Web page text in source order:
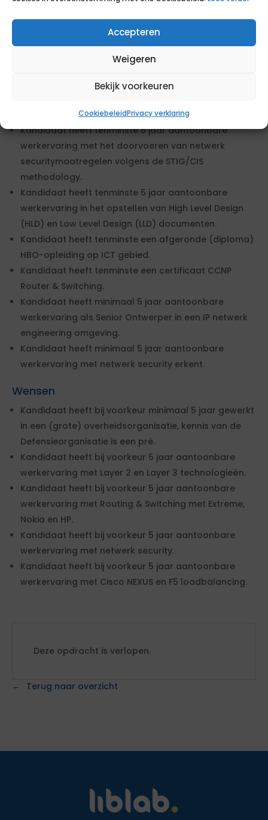
Accepteren
Weigeren
Bekijk voorkeuren
CookiebeleidPrivacy verklaring
Eisen
Kandidaat heeft tenminste 5 jaar aantoonbare
werkervaring met Conform Demensie 1 plan A
nieuwe datacenter infrastructuren.
Kandidaat heeft tenminste 5 jaar aantoonbare
werkervaring met het doorvoeren van netwerk
securitymaatregelen volgens de STIG/CIS
methodology.
Kandidaat heeft tenminste 5 jaar aantoonbare
werkervaring in het opstellen van High Level Design
(HLD) en Low Level Design (LLD) documenten.
Kandidaat heeft tenminste een afgeronde (diploma)
HBO-opleiding op ICT gebied.
Kandidaat heeft tenminste een certificaat CCNP
Router & Switching.
Kandidaat heeft minimaal 5 jaar aantoonbare
werkervaring als Senior Ontwerper in een IP netwerk
engineering omgeving.
Kandidaat heeft minimaal 5 jaar aantoonbare
werkervaring met netwerk security erkent.
Wensen
Kandidaat heeft bij voorkeur minimaal 5 jaar gewerkt
in een (grote) overheidsorganisatie, kennis van de
Defensieorganisatie is een pré.
Kandidaat heeft bij voorkeur 5 jaar aantoonbare
werkervaring met Layer 2 en Layer 3 technologieën.
Kandidaat heeft bij voorkeur 5 jaar aantoonbare
werkervaring met Routing & Switching met Extreme,
Nokia en HP.
Kandidaat heeft bij voorkeur 5 jaar aantoonbare
werkervaring met netwerk security.
Kandidaat heeft bij voorkeur 5 jaar aantoonbare
werkervaring met Cisco NEXUS en F5 loadbalancing.
Deze opdracht is verlopen.
Terug naar overzicht